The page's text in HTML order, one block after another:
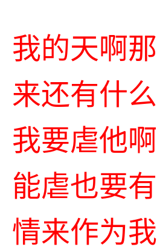
我的天啊
来还有什
我要虐他
能虐也要
情来作为